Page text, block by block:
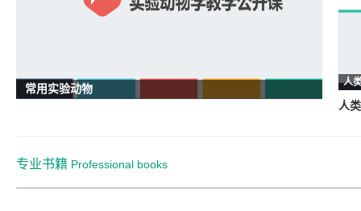
常用实验动物
人
人
专业书籍 Professional books